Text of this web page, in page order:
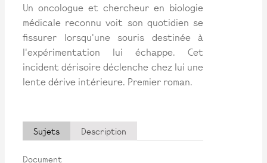
Un oncologue et chercheur en biologie
médicale reconnu voit son quotidien se
fissurer lorsqu'une souris destinée à
l'expérimentation lui échappe. Cet
incident dérisoire déclenche chez lui une
lente dérive intérieure. Premier roman.
Sujets Description
Document